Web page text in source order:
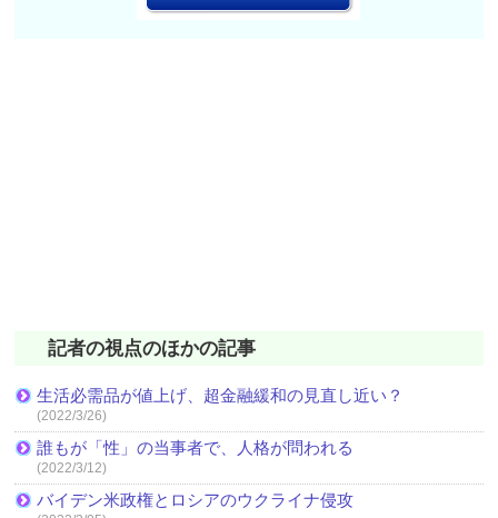
記者の視点のほかの記事
生活必需品が値上げ、超金融緩和の見直し近い？
(2022/3/26)
誰もが「性」の当事者で、人格が問われる
(2022/3/12)
バイデン米政権とロシアのウクライナ侵攻